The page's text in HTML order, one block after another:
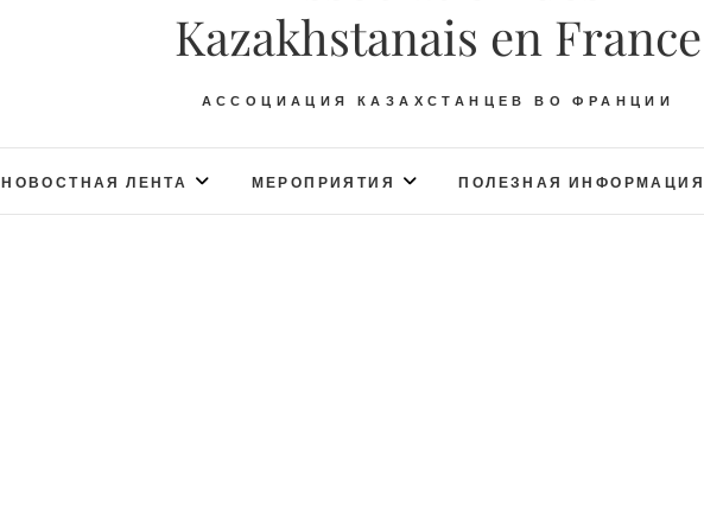
Kazakhstanais en France
АССОЦИАЦИЯ КАЗАХСТАНЦЕВ ВО ФРАНЦИИ
НОВОСТНАЯ ЛЕНТА МЕРОПРИЯТИЯ ПОЛЕЗНАЯ ИНФОРМАЦИЯ